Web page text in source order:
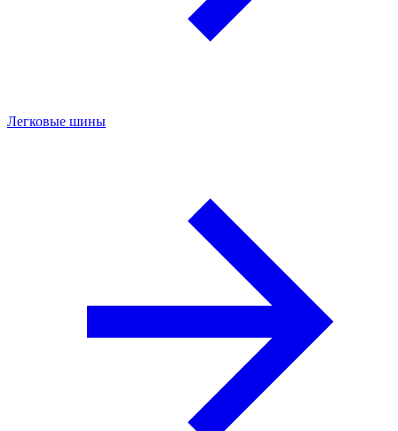
Легковые шины